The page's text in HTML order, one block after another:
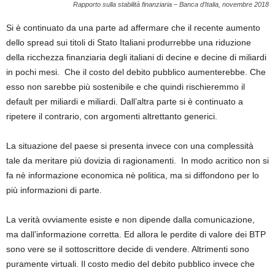
Rapporto sulla stabilità finanziaria – Banca d’Italia, novembre 2018
Si è continuato da una parte ad affermare che il recente aumento
dello spread sui titoli di Stato Italiani produrrebbe una riduzione
della ricchezza finanziaria degli italiani di decine e decine di miliardi
in pochi mesi. Che il costo del debito pubblico aumenterebbe. Che
esso non sarebbe più sostenibile e che quindi rischieremmo il
default per miliardi e miliardi. Dall’altra parte si è continuato a
ripetere il contrario, con argomenti altrettanto generici.
La situazione del paese si presenta invece con una complessità
tale da meritare più dovizia di ragionamenti. In modo acritico non si
fa nè informazione economica nè politica, ma si diffondono per lo
più informazioni di parte.
La verità ovviamente esiste e non dipende dalla comunicazione,
ma dall’informazione corretta. Ed allora le perdite di valore dei BTP
sono vere se il sottoscrittore decide di vendere. Altrimenti sono
puramente virtuali. Il costo medio del debito pubblico invece che